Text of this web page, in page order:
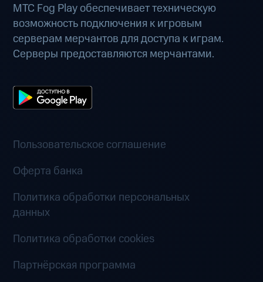
МТС Fog Play обеспечивает техническую
возможность подключения к игровым
серверам мерчантов для доступа к играм.
Серверы предоставляются мерчантами.
Пользовательское соглашение
Оферта банка
Политика обработки персональных
данных
Политика обработки cookies
Партнёрская программа